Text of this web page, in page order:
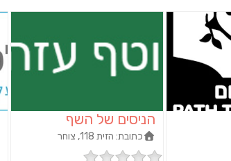
הניסים של השף
כתובת: הזית 118, צוחר